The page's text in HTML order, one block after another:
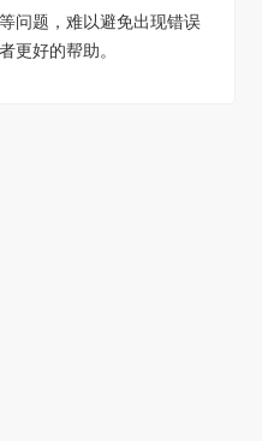
问题，难以避免出现错误
更好的帮助。